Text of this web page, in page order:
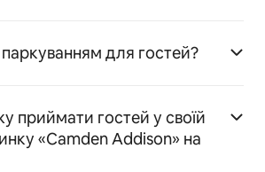
паркуванням для гостей?
приймати гостей у своїй
«Camden Addison» на